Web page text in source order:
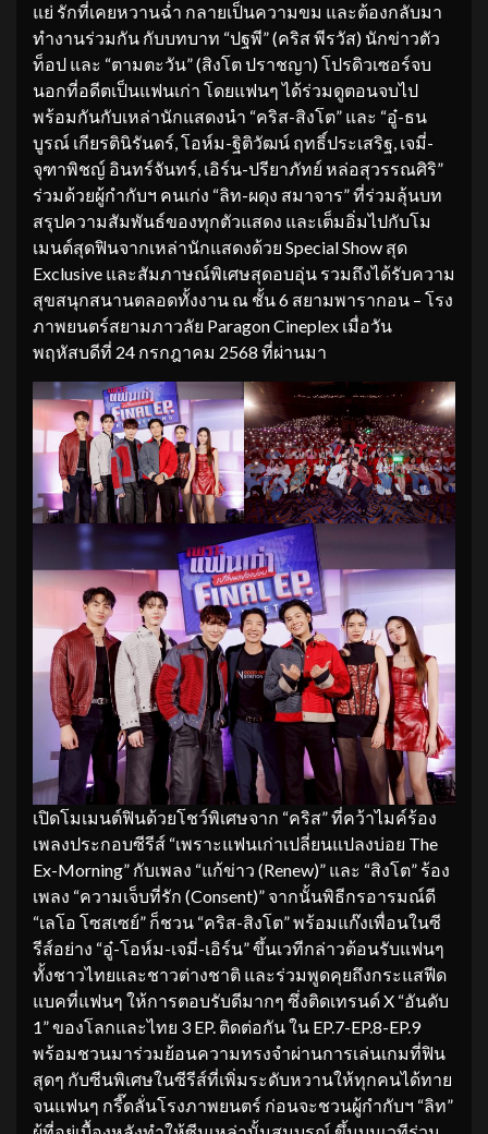
แย่ รักที่เคยหวานฉ่ำ กลายเป็นความขม และต้องกลับมา
ทำงานร่วมกัน กับบทบาท “ปฐพี” (คริส พีรวัส) นักข่าวตัว
ท็อป และ “ตามตะวัน” (สิงโต ปราชญา) โปรดิวเซอร์จบ
นอกที่อดีตเป็นแฟนเก่า โดยแฟนๆ ได้ร่วมดูตอนจบไป
พร้อมกันกับเหล่านักแสดงนำ “คริส-สิงโต” และ “อู๋-ธน
บูรณ์ เกียรตินิรันดร์, โอห์ม-ฐิติวัฒน์ ฤทธิ์ประเสริฐ, เจมี่-
จุฑาพิชญ์ อินทร์จันทร์, เอิร์น-ปรียาภัทย์ หล่อสุวรรณศิริ”
ร่วมด้วยผู้กำกับฯ คนเก่ง “ลิท-ผดุง สมาจาร” ที่ร่วมลุ้นบท
สรุปความสัมพันธ์ของทุกตัวแสดง และเต็มอิ่มไปกับโม
เมนต์สุดฟินจากเหล่านักแสดงด้วย Special Show สุด
Exclusive และสัมภาษณ์พิเศษสุดอบอุ่น รวมถึงได้รับความ
สุขสนุกสนานตลอดทั้งงาน ณ ชั้น 6 สยามพารากอน – โรง
ภาพยนตร์สยามภาวลัย Paragon Cineplex เมื่อวัน
พฤหัสบดีที่ 24 กรกฎาคม 2568 ที่ผ่านมา
เปิดโมเมนต์ฟินด้วยโชว์พิเศษจาก “คริส” ที่คว้าไมค์ร้อง
เพลงประกอบซีรีส์ “เพราะแฟนเก่าเปลี่ยนแปลงบ่อย The
Ex-Morning” กับเพลง “แก้ข่าว (Renew)” และ “สิงโต” ร้อง
เพลง “ความเจ็บที่รัก (Consent)” จากนั้นพิธีกรอารมณ์ดี
“เลโอ โซสเซย์” ก็ชวน “คริส-สิงโต” พร้อมแก๊งเพื่อนในซี
รีส์อย่าง “อู๋-โอห์ม-เจมี่-เอิร์น” ขึ้นเวทีกล่าวต้อนรับแฟนๆ
ทั้งชาวไทยและชาวต่างชาติ และร่วมพูดคุยถึงกระแสฟีด
แบคที่แฟนๆ ให้การตอบรับดีมากๆ ซึ่งติดเทรนด์ X “อันดับ
1” ของโลกและไทย 3 EP. ติดต่อกัน ใน EP.7-EP.8-EP.9
พร้อมชวนมาร่วมย้อนความทรงจำผ่านการเล่นเกมที่ฟิน
สุดๆ กับซีนพิเศษในซีรีส์ที่เพิ่มระดับหวานให้ทุกคนได้ทาย
จนแฟนๆ กรี๊ดลั่นโรงภาพยนตร์ ก่อนจะชวนผู้กำกับฯ “ลิท”